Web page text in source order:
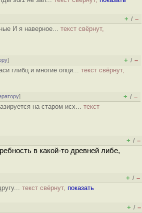
+ / –
И я наверное... текст свёрнут,
] + / –
глибц и многие опци... текст свёрнут,
] + / –
на старом исх... текст
+ / –
в какой-то древней либе,
+ / –
текст свёрнут, показать
+ / –